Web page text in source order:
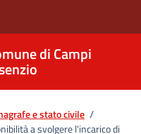
di Campi
e stato civile /
a svolgere l'incarico di